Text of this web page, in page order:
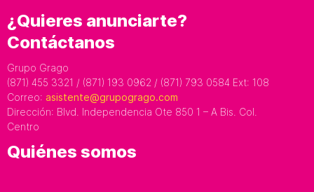
¿Quieres anunciarte?
Contáctanos
Grupo Grago
(871) 455 3321 / (871) 193 0962 / (871) 793 0584 Ext: 108
Correo: asistente@grupogrago.com
Dirección: Blvd. Independencia Ote 850 1 – A Bis. Col.
Centro
Quiénes somos